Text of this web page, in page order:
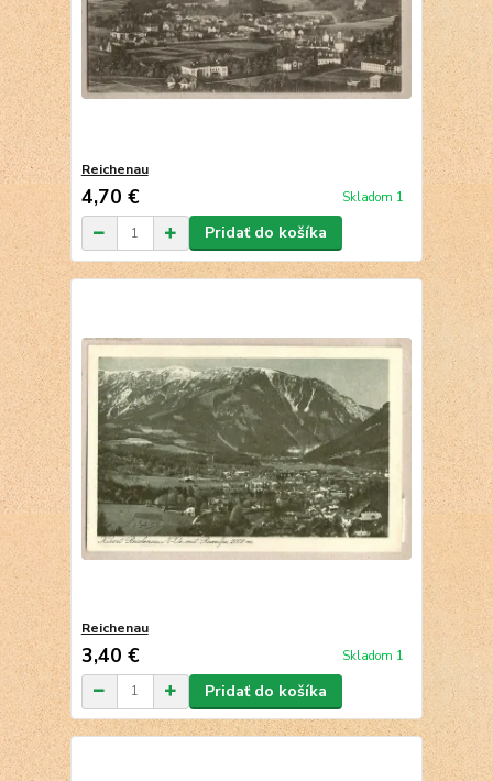
Reichenau
4,70 € Skladom 1
Pridať do košíka
Reichenau
3,40 € Skladom 1
Pridať do košíka